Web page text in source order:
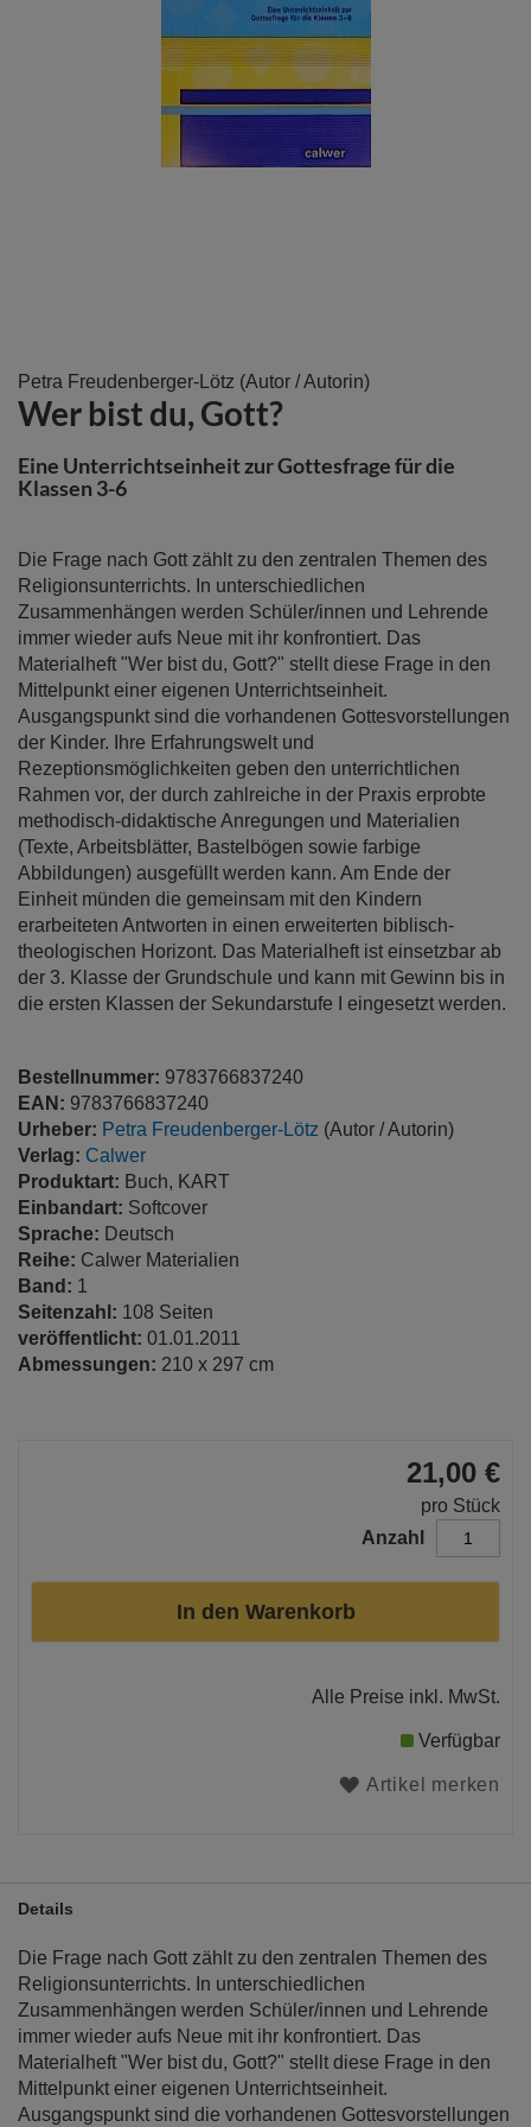
Petra Freudenberger-Lötz (Autor / Autorin)
Wer bist du, Gott?
Eine Unterrichtseinheit zur Gottesfrage für die
Klassen 3-6
Die Frage nach Gott zählt zu den zentralen Themen des
Religionsunterrichts. In unterschiedlichen
Zusammenhängen werden Schüler/innen und Lehrende
immer wieder aufs Neue mit ihr konfrontiert. Das
Materialheft "Wer bist du, Gott?" stellt diese Frage in den
Mittelpunkt einer eigenen Unterrichtseinheit.
Ausgangspunkt sind die vorhandenen Gottesvorstellungen
der Kinder. Ihre Erfahrungswelt und
Rezeptionsmöglichkeiten geben den unterrichtlichen
Rahmen vor, der durch zahlreiche in der Praxis erprobte
methodisch-didaktische Anregungen und Materialien
(Texte, Arbeitsblätter, Bastelbögen sowie farbige
Abbildungen) ausgefüllt werden kann. Am Ende der
Einheit münden die gemeinsam mit den Kindern
erarbeiteten Antworten in einen erweiterten biblisch-
theologischen Horizont. Das Materialheft ist einsetzbar ab
der 3. Klasse der Grundschule und kann mit Gewinn bis in
die ersten Klassen der Sekundarstufe I eingesetzt werden.
Bestellnummer: 9783766837240
EAN: 9783766837240
Urheber: Petra Freudenberger-Lötz (Autor / Autorin)
Verlag: Calwer
Produktart: Buch, KART
Einbandart: Softcover
Sprache: Deutsch
Reihe: Calwer Materialien
Band: 1
Seitenzahl: 108 Seiten
veröffentlicht: 01.01.2011
Abmessungen: 210 x 297 cm
Zum
Anfang
der
Bildergalerie
springen
21,00 €
pro Stück
Anzahl
In den Warenkorb
Alle Preise inkl. MwSt.
Verfügbar
Artikel merken
Details
Die Frage nach Gott zählt zu den zentralen Themen des
Religionsunterrichts. In unterschiedlichen
Zusammenhängen werden Schüler/innen und Lehrende
immer wieder aufs Neue mit ihr konfrontiert. Das
Materialheft "Wer bist du, Gott?" stellt diese Frage in den
Mittelpunkt einer eigenen Unterrichtseinheit.
Ausgangspunkt sind die vorhandenen Gottesvorstellungen